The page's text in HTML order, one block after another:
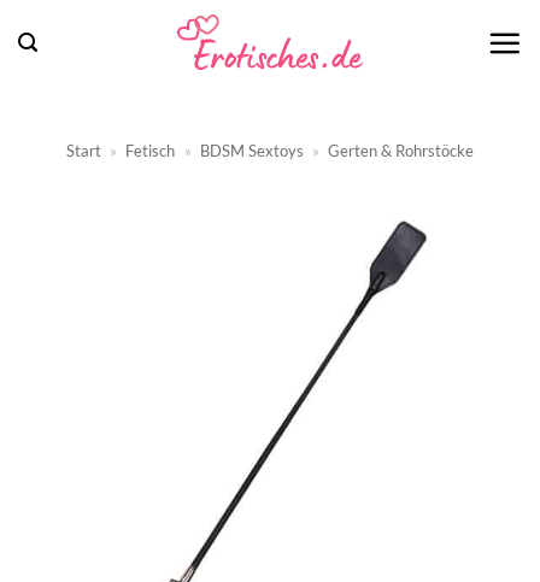
Inhalt
Start » Fetisch » BDSM Sextoys » Gerten & Rohrstöcke